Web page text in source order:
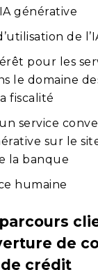
générative
de
pour les
le domaine
fiscalité
service
sur le
la banque
humaine
de
crédit